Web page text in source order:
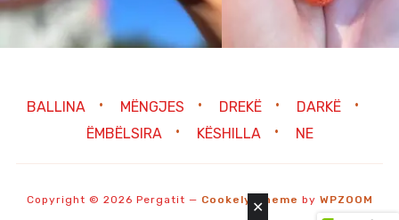
✕
BALLINA MËNGJES DREKË
DARKË
ËMBËLSIRA
KËSHILLA NE
Copyright © 2026 Pergatit — Cookely Theme by WPZOOM